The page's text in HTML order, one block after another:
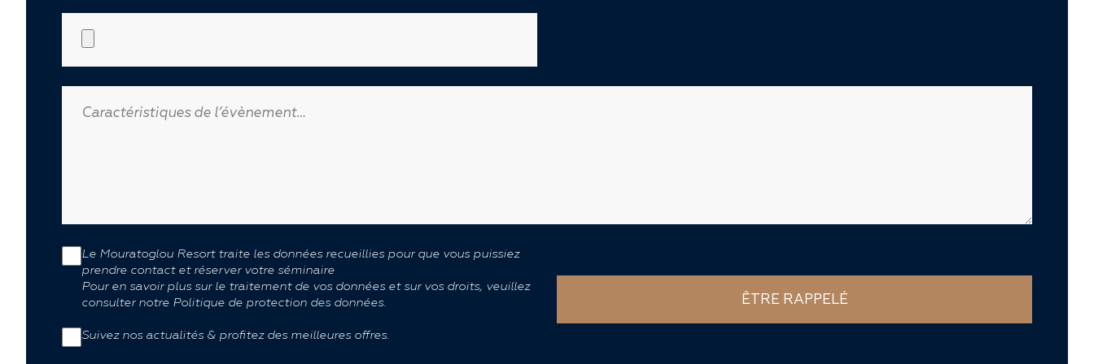
Le Mouratoglou Resort traite les données recueillies pour que vous puissiez
prendre contact et réserver votre séminaire
Pour en savoir plus sur le traitement de vos données et sur vos droits, veuillez
consulter notre Politique de protection des données.
Suivez nos actualités & profitez des meilleures offres.
ÊTRE RAPPELÉ